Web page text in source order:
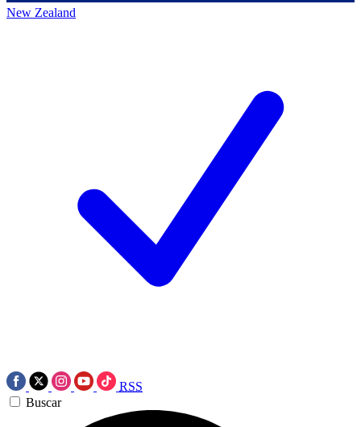
New Zealand
RSS
Buscar